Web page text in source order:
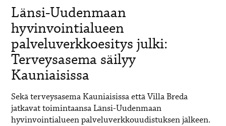
Länsi-Uudenmaan
hyvinvointialueen
palveluverkkoesitys julki:
Terveysasema säilyy
Kauniaisissa
Sekä terveysasema Kauniaisissa että Villa Breda
jatkavat toimintaansa Länsi-Uudenmaan
hyvinvointialueen palveluverkkouudistuksen jälkeen.